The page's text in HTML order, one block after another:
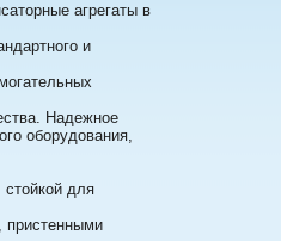
агрегаты в
и
Надежное
оборудования,
для
пристенными